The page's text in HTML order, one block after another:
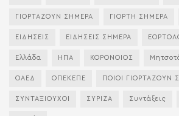
ΓΙΟΡΤΑΖΟΥΝ ΣΗΜΕΡΑ ΓΙΟΡΤΗ ΣΗΜΕΡΑ
ΕΙΔΗΣΕΙΣ ΕΙΔΗΣΕΙΣ ΣΗΜΕΡΑ
Ελλάδα ΗΠΑ ΚΟΡΟΝΟΙΟΣ
ΟΑΕΔ ΟΠΕΚΕΠΕ ΠΟΙΟΙ ΓΙΟΡΤΑΖΟΥΝ
ΣΥΝΤΑΞΙΟΥΧΟΙ ΣΥΡΙΖΑ Συντάξεις